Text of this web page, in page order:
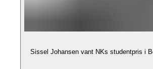
Sissel Johansen vant NKs studentpris i